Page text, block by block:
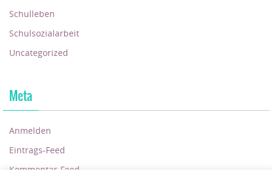
Schulleben
Schulsozialarbeit
Uncategorized
Meta
Anmelden
Eintrags-Feed
Kommentar-Feed